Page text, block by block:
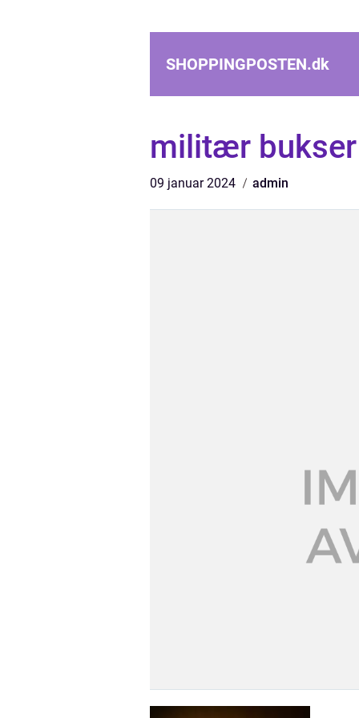
SHOPPINGPOSTEN.dk
militær bukser
09 januar 2024 admin